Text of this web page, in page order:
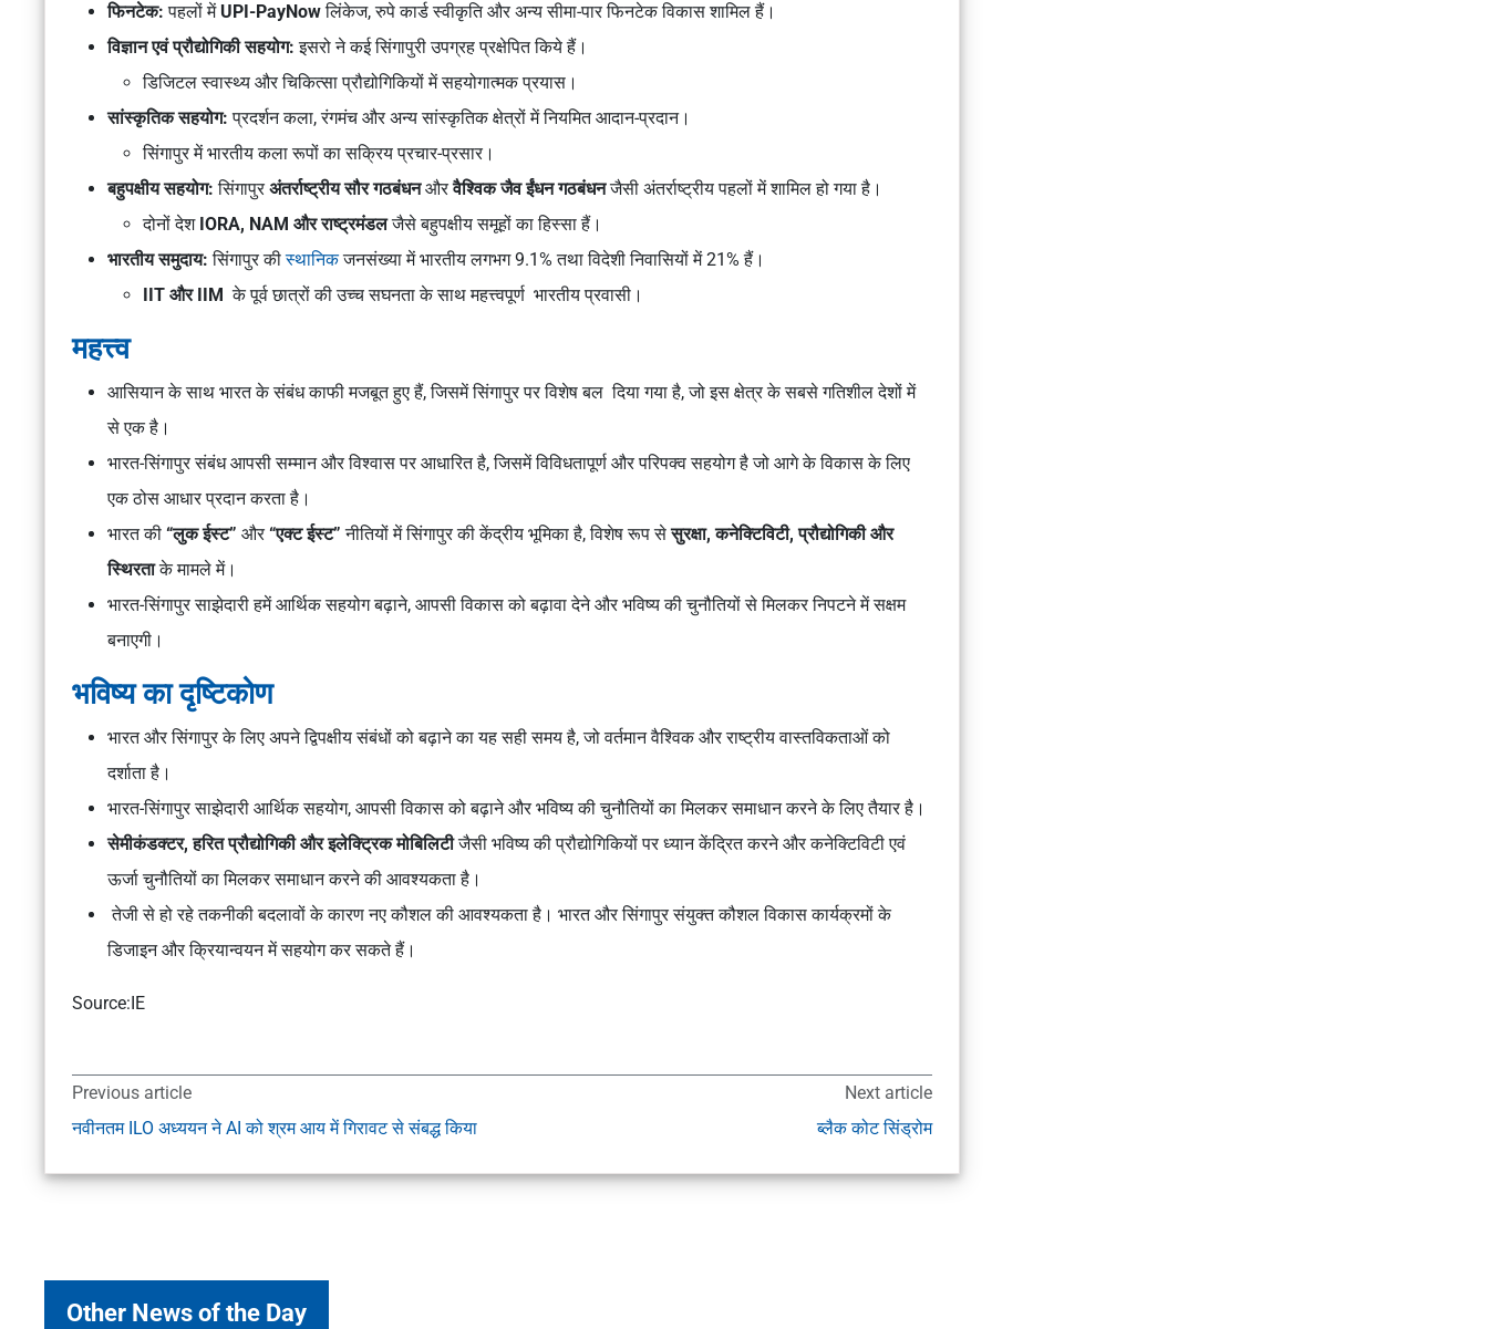
फिनटेक:पहलों में UPI-PayNowलिंकेज, रुपे कार्ड स्वीकृति और अन्य सीमा-पार फिनटेक विकास शामिल हैं।
विज्ञान एवं प्रौद्योगिकी सहयोग:इसरो ने कई सिंगापुरी उपग्रह प्रक्षेपित किये हैं।
डिजिटल स्वास्थ्य और चिकित्सा प्रौद्योगिकियों में सहयोगात्मक प्रयास।
सांस्कृतिक सहयोग: प्रदर्शन कला, रंगमंच और अन्य सांस्कृतिक क्षेत्रों में नियमित आदान-प्रदान।
सिंगापुर में भारतीय कला रूपों का सक्रिय प्रचार-प्रसार।
बहुपक्षीय सहयोग:सिंगापुर अंतर्राष्ट्रीय सौर गठबंधनऔरवैश्विक जैव ईंधन गठबंधनजैसी अंतर्राष्ट्रीय पहलों में शामिल हो गया है।
दोनों देशIORA, NAM और राष्ट्रमंडलजैसे बहुपक्षीय समूहों का हिस्सा हैं।
भारतीय समुदाय:सिंगापुर कीस्थानिकजनसंख्या में भारतीय लगभग 9.1% तथा विदेशी निवासियों में 21% हैं।
IIT और IIM के पूर्व छात्रों की उच्च सघनता के साथ महत्त्वपूर्ण भारतीय प्रवासी।
महत्त्व
आसियान के साथ भारत के संबंध काफी मजबूत हुए हैं, जिसमें सिंगापुर पर विशेष बल दिया गया है, जो इस क्षेत्र के सबसे गतिशील देशों में
से एक है।
भारत-सिंगापुर संबंध आपसी सम्मान और विश्वास पर आधारित है, जिसमें विविधतापूर्ण और परिपक्व सहयोग है जो आगे के विकास के लिए
एक ठोस आधार प्रदान करता है।
भारत की “लुक ईस्ट” और “एक्ट ईस्ट” नीतियों में सिंगापुर की केंद्रीय भूमिका है, विशेष रूप सेसुरक्षा, कनेक्टिविटी, प्रौद्योगिकी और
स्थिरताके मामले में।
भारत-सिंगापुर साझेदारी हमें आर्थिक सहयोग बढ़ाने, आपसी विकास को बढ़ावा देने और भविष्य की चुनौतियों से मिलकर निपटने में सक्षम
बनाएगी।
भविष्य का दृष्टिकोण
भारत और सिंगापुर के लिए अपने द्विपक्षीय संबंधों को बढ़ाने का यह सही समय है, जो वर्तमान वैश्विक और राष्ट्रीय वास्तविकताओं को
दर्शाता है।
भारत-सिंगापुर साझेदारी आर्थिक सहयोग, आपसी विकास को बढ़ाने और भविष्य की चुनौतियों का मिलकर समाधान करने के लिए तैयार है।
सेमीकंडक्टर, हरित प्रौद्योगिकी और इलेक्ट्रिक मोबिलिटीजैसी भविष्य की प्रौद्योगिकियों पर ध्यान केंद्रित करने और कनेक्टिविटी एवं
ऊर्जा चुनौतियों का मिलकर समाधान करने की आवश्यकता है।
तेजी से हो रहे तकनीकी बदलावों के कारण नए कौशल की आवश्यकता है। भारत और सिंगापुर संयुक्त कौशल विकास कार्यक्रमों के
डिजाइन और क्रियान्वयन में सहयोग कर सकते हैं।
Source:IE
Previous article
नवीनतम ILO अध्ययन ने AI को श्रम आय में गिरावट से संबद्ध किया
Next article
ब्लैक कोट सिंड्रोम
Other News of the Day